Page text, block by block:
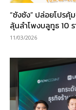
“ซังซัง” ปล่อยโปร
ลุ้นลำโพงบลูทูธ 10 ร
11/03/2026